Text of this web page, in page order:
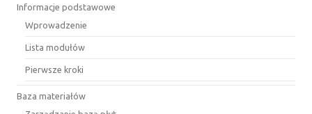
Informacje podstawowe
Wprowadzenie
Lista modułów
Pierwsze kroki
Baza materiałów